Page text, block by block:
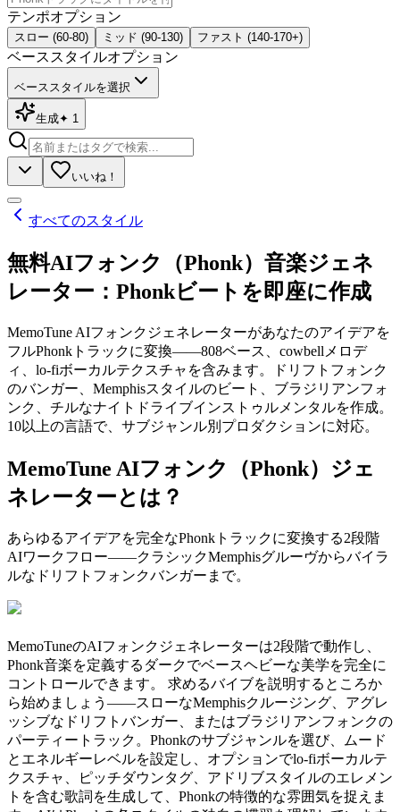
テンポオプション
スロー (60-80) ミッド (90-130) ファスト (140-170+)
ベーススタイルオプション
ベーススタイルを選択
生成✦ 1
いいね！
すべてのスタイル
無料AIフォンク（Phonk）音楽ジェネ
レーター：Phonkビートを即座に作成
MemoTune AIフォンクジェネレーターがあなたのアイデアを
フルPhonkトラックに変換——808ベース、cowbellメロデ
ィ、lo-fiボーカルテクスチャを含みます。ドリフトフォンク
のバンガー、Memphisスタイルのビート、ブラジリアンフォ
ンク、チルなナイトドライブインストゥルメンタルを作成。
10以上の言語で、サブジャンル別プロダクションに対応。
MemoTune AIフォンク（Phonk）ジェ
ネレーターとは？
あらゆるアイデアを完全なPhonkトラックに変換する2段階
AIワークフロー——クラシックMemphisグルーヴからバイラ
ルなドリフトフォンクバンガーまで。
MemoTuneのAIフォンクジェネレーターは2段階で動作し、
Phonk音楽を定義するダークでベースヘビーな美学を完全に
コントロールできます。 求めるバイブを説明するところか
ら始めましょう——スローなMemphisクルージング、アグレ
ッシブなドリフトバンガー、またはブラジリアンフォンクの
パーティートラック。Phonkのサブジャンルを選び、ムード
とエネルギーレベルを設定し、オプションでlo-fiボーカルテ
クスチャ、ピッチダウンタグ、アドリブスタイルのエレメン
トを含む歌詞を生成して、Phonkの特徴的な雰囲気を捉えま